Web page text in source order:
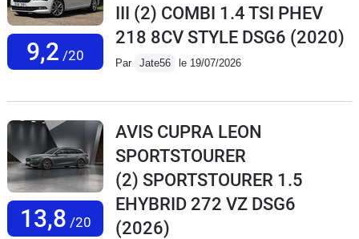
9,2 /20
III (2) COMBI 1.4 TSI PHEV
218 8CV STYLE DSG6 (2020)
Par Jate56 le 19/07/2026
13,8 /20
AVIS CUPRA LEON
SPORTSTOURER
(2) SPORTSTOURER 1.5
EHYBRID 272 VZ DSG6
(2026)